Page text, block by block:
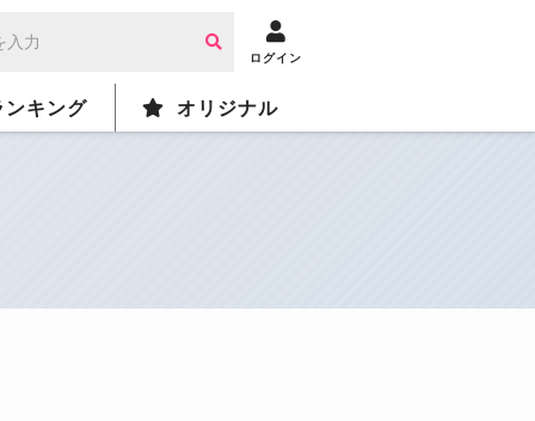
ログイン
ンキング オリジナル